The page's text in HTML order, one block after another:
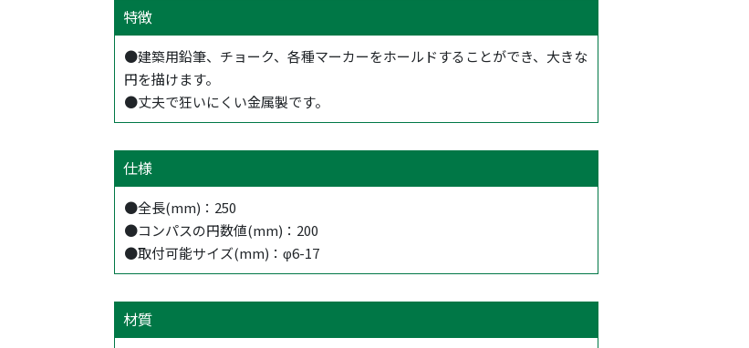
特徴
●建築用鉛筆、チョーク、各種マーカーをホールドすることができ、大きな
円を描けます。
●丈夫で狂いにくい金属製です。
仕様
●全長(mm)：250
●コンパスの円数値(mm)：200
●取付可能サイズ(mm)：φ6-17
材質